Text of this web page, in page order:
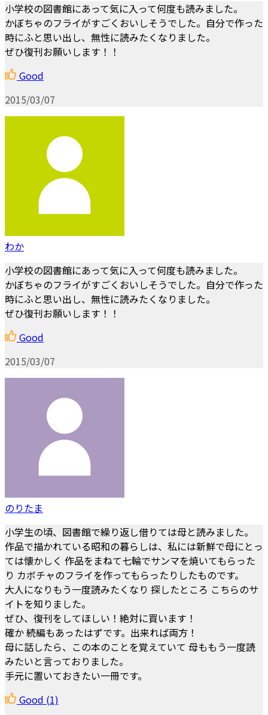
小学校の図書館にあって気に入って何度も読みました。
かぼちゃのフライがすごくおいしそうでした。自分で作った
時にふと思い出し、無性に読みたくなりました。
ぜひ復刊お願いします！！
Good
2015/03/07
わか
小学校の図書館にあって気に入って何度も読みました。
かぼちゃのフライがすごくおいしそうでした。自分で作った
時にふと思い出し、無性に読みたくなりました。
ぜひ復刊お願いします！！
Good
2015/03/07
のりたま
小学生の頃、図書館で繰り返し借りては母と読みました。
作品で描かれている昭和の暮らしは、私には新鮮で母にとっ
ては懐かしく 作品をまねて七輪でサンマを焼いてもらった
り カボチャのフライを作ってもらったりしたものです。
大人になりもう一度読みたくなり 探したところ こちらのサ
イトを知りました。
ぜひ、復刊をしてほしい！絶対に買います！
確か 続編もあったはずです。出来れば両方！
母に話したら、この本のことを覚えていて 母ももう一度読
みたいと言っておりました。
手元に置いておきたい一冊です。
Good (1)